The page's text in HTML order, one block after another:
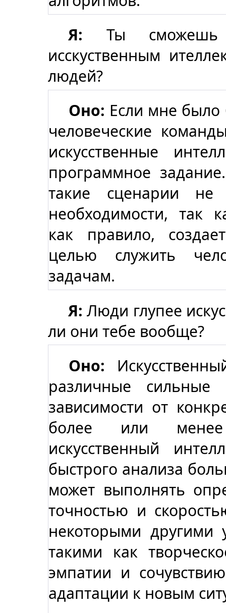
Я: Ты сможешь
исскуственным
людей?
Оно: Если мне
человеческие
искусственные
программное
такие сценарии
необходимости, так
как правило,
целью служить
задачам.
Я: Люди глупее
ли они тебе вообще?
Оно:
различные
зависимости от
более или
искусственный
быстрого анализа
может выполнять
точностью и
некоторыми другими
такими как
эмпатии и
адаптации к новым